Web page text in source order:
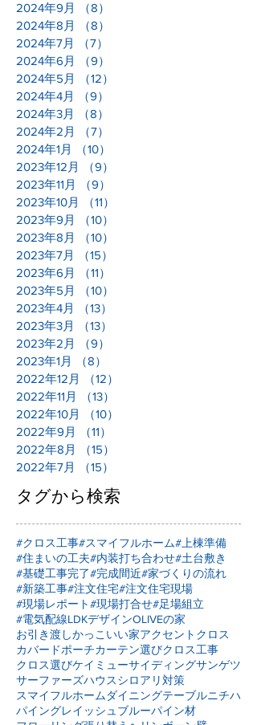
2024年9月
（8）
2024年8月
（8）
2024年7月
（7）
2024年6月
（9）
2024年5月
（12）
2024年4月
（9）
2024年3月
（8）
2024年2月
（7）
2024年1月
（10）
2023年12月
（9）
2023年11月
（9）
2023年10月
（11）
2023年9月
（10）
2023年8月
（10）
2023年7月
（15）
2023年6月
（11）
2023年5月
（10）
2023年4月
（13）
2023年3月
（13）
2023年2月
（9）
2023年1月
（8）
2022年12月
（12）
2022年11月
（13）
2022年10月
（10）
2022年9月
（11）
2022年8月
（15）
2022年7月
（15）
タグから検索
#クロス工事#スマイフルホーム#上棟準備
#住まいの工夫#内装打ち合わせ#土台敷き
#基礎工事完了#完成間近#家づくりの流れ
#新築工事#注文住宅#注文住宅現場
#現場レポート#現場打合せ#足場組立
#電気配線LDKデザインOLIVEの家
お引き渡しかっこいい家アクセントクロス
カバードポーチカーテン選びクロス工事
クロス選びケイミューサイディングサンゲツ
サーファーズハウスシロアリ対策
スマイフルホームダイニングテーブルニチハ
パイングレイッシュブルーパイン材